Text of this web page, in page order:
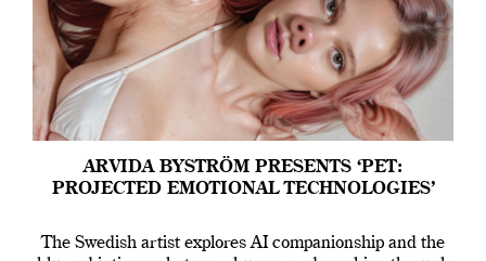
ARVIDA BYSTRÖM PRESENTS ‘PET:
PROJECTED EMOTIONAL TECHNOLOGIES’
The Swedish artist explores AI companionship and the